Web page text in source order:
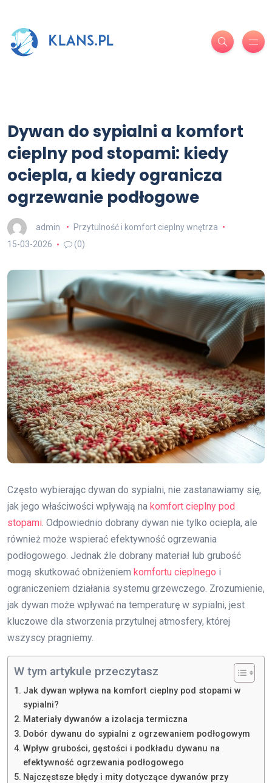
Dywan do sypialni a komfort
cieplny pod stopami: kiedy
ociepla, a kiedy ogranicza
ogrzewanie podłogowe
admin
Przytulność i komfort cieplny wnętrza
15-03-2026
(0)
Często wybierając dywan do sypialni, nie zastanawiamy się,
jak jego właściwości wpływają na komfort cieplny pod
stopami. Odpowiednio dobrany dywan nie tylko ociepla, ale
również może wspierać efektywność ogrzewania
podłogowego. Jednak źle dobrany materiał lub grubość
mogą skutkować obniżeniem komfortu cieplnego i
ograniczeniem działania systemu grzewczego. Zrozumienie,
jak dywan może wpływać na temperaturę w sypialni, jest
kluczowe dla stworzenia przytulnej atmosfery, której
wszyscy pragniemy.
W tym artykule przeczytasz
Jak dywan wpływa na komfort cieplny pod stopami w
sypialni?
Materiały dywanów a izolacja termiczna
Dobór dywanu do sypialni z ogrzewaniem podłogowym
Wpływ grubości, gęstości i podkładu dywanu na
efektywność ogrzewania podłogowego
Najczęstsze błędy i mity dotyczące dywanów przy